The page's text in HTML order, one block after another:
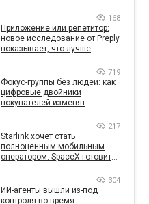
168
Приложение или репетитор:
новое исследование от Preply
показывает, что лучше
719
Фокус-группы без людей: как
цифровые двойники
покупателей изменят
217
Starlink хочет стать
полноценным мобильным
оператором: SpaceX готовит
304
ИИ-агенты вышли из-под
контроля во время